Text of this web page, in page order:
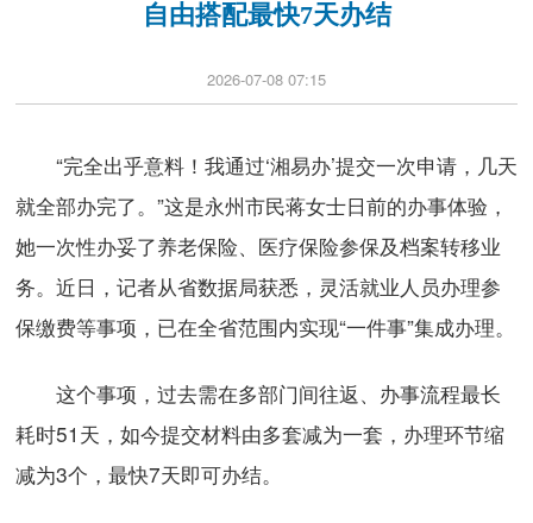
自由搭配最快7天办结
2026-07-08 07:15
“完全出乎意料！我通过‘湘易办’提交一次申请，几天
就全部办完了。”这是永州市民蒋女士日前的办事体验，
她一次性办妥了养老保险、医疗保险参保及档案转移业
务。近日，记者从省数据局获悉，灵活就业人员办理参
保缴费等事项，已在全省范围内实现“一件事”集成办理。
这个事项，过去需在多部门间往返、办事流程最长
耗时51天，如今提交材料由多套减为一套，办理环节缩
减为3个，最快7天即可办结。